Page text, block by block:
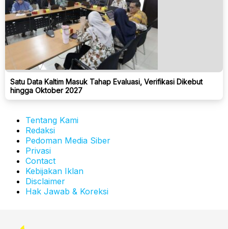
Satu Data Kaltim Masuk Tahap Evaluasi, Verifikasi Dikebut
hingga Oktober 2027
Tentang Kami
Redaksi
Pedoman Media Siber
Privasi
Contact
Kebijakan Iklan
Disclaimer
Hak Jawab & Koreksi